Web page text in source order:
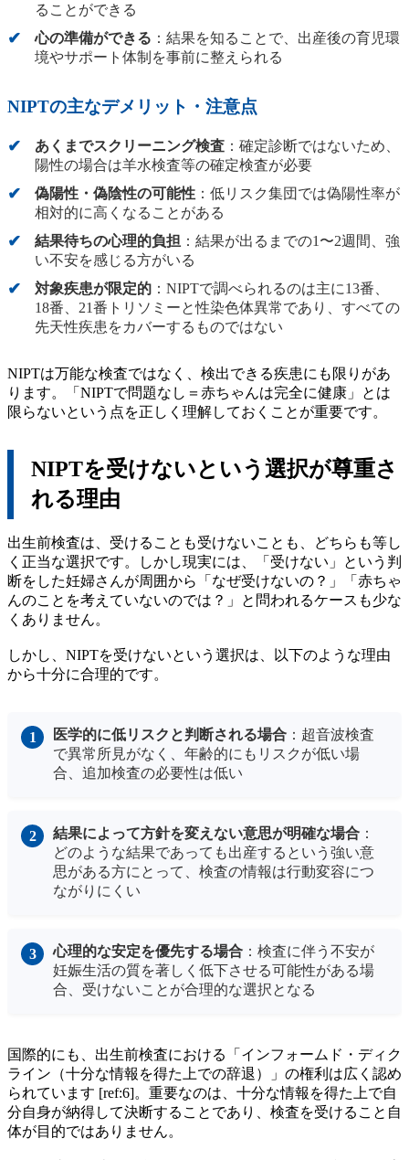
ることができる
心の準備ができる ：結果を知ることで、出産後の育児環
境やサポート体制を事前に整えられる
NIPTの主なデメリット・注意点
あくまでスクリーニング検査 ：確定診断ではないため、
陽性の場合は羊水検査等の確定検査が必要
偽陽性・偽陰性の可能性 ：低リスク集団では偽陽性率が
相対的に高くなることがある
結果待ちの心理的負担 ：結果が出るまでの1〜2週間、強
い不安を感じる方がいる
対象疾患が限定的 ：NIPTで調べられるのは主に13番、
18番、21番トリソミーと性染色体異常であり、すべての
先天性疾患をカバーするものではない
NIPTは万能な検査ではなく、検出できる疾患にも限りがあ
ります。「NIPTで問題なし＝赤ちゃんは完全に健康」とは
限らないという点を正しく理解しておくことが重要です。
NIPTを受けないという選択が尊重さ
れる理由
出生前検査は、受けることも受けないことも、どちらも等し
く正当な選択です。しかし現実には、「受けない」という判
断をした妊婦さんが周囲から「なぜ受けないの？」「赤ちゃ
んのことを考えていないのでは？」と問われるケースも少な
くありません。
しかし、NIPTを受けないという選択は、以下のような理由
から十分に合理的です。
医学的に低リスクと判断される場合 ：超音波検査
で異常所見がなく、年齢的にもリスクが低い場
合、追加検査の必要性は低い
結果によって方針を変えない意思が明確な場合 ：
どのような結果であっても出産するという強い意
思がある方にとって、検査の情報は行動変容につ
ながりにくい
心理的な安定を優先する場合 ：検査に伴う不安が
妊娠生活の質を著しく低下させる可能性がある場
合、受けないことが合理的な選択となる
国際的にも、出生前検査における「インフォームド・ディク
ライン（十分な情報を得た上での辞退）」の権利は広く認め
られています [ref:6]。重要なのは、十分な情報を得た上で自
分自身が納得して決断することであり、検査を受けること自
体が目的ではありません。